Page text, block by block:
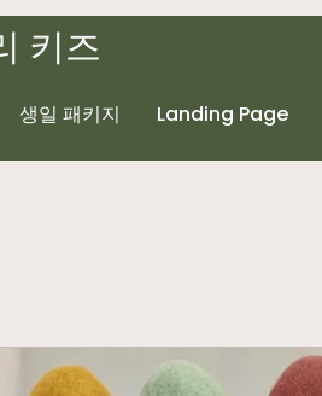
키즈
생일 패키지 Landing Page